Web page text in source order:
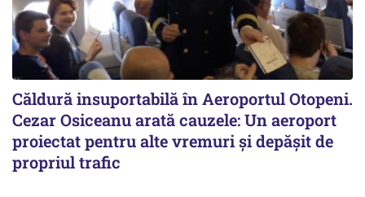
Căldură insuportabilă în Aeroportul Otopeni.
Cezar Osiceanu arată cauzele: Un aeroport
proiectat pentru alte vremuri și depășit de
propriul trafic